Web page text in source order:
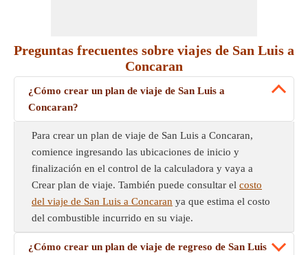
Preguntas frecuentes sobre viajes de San Luis a
Concaran
¿Cómo crear un plan de viaje de San Luis a
Concaran?
Para crear un plan de viaje de San Luis a Concaran,
comience ingresando las ubicaciones de inicio y
finalización en el control de la calculadora y vaya a
Crear plan de viaje. También puede consultar el costo
del viaje de San Luis a Concaran ya que estima el costo
del combustible incurrido en su viaje.
¿Cómo crear un plan de viaje de regreso de San Luis